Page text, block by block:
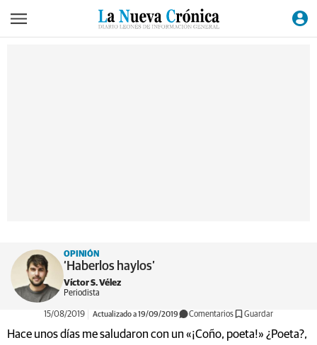
OPINIÓN
‘Haberlos haylos’
Víctor S. Vélez
Periodista
15/08/2019 Actualizado a 19/09/2019 Comentarios Guardar
Hace unos días me saludaron con un «¡Coño, poeta!» ¿Poeta?,